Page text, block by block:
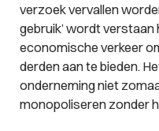
verzoek vervallen
gebruik’ wordt verstaan
economische verkeer
derden aan te bieden.
onderneming niet
monopoliseren zonder